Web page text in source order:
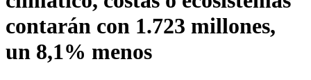
contarán con 1.723 millones,
un 8,1% menos